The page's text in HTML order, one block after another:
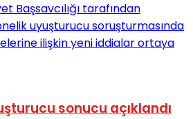
sonucu açıklandı